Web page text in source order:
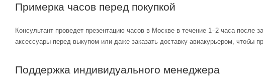
Примерка часов перед покупкой
Консультант проведет презентацию часов в Москве в течение 1–2 часа
аксессуары перед выкупом или даже заказать доставку авиакурьером, чтобы
Поддержка индивидуального менеджера